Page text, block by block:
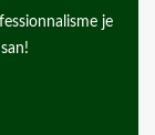
consciencieux. On
et à